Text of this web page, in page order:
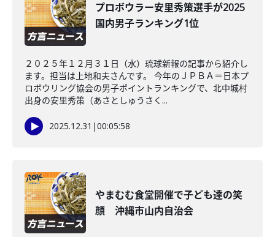
プロボウラー安里秀策選手が2025
国内男子ランキング1位
２０２５年１２月３１日（水）琉球新報の記事から紹介し
ます。担当は上地和夫さんです。 今年のＪＰＢＡ＝日本プ
ロボウリング協会の男子ポイントランキングで、北中城村
出身の安里秀策（あさとしゅうさく...
2025.12.31 |00:05:58
やまむむ食堂開催で子ども達の笑
顔 沖縄市山内自治会